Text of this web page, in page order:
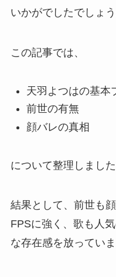
前世の有無
顔バレの真相
FPSに強く、歌も人
な存在感を放ってい